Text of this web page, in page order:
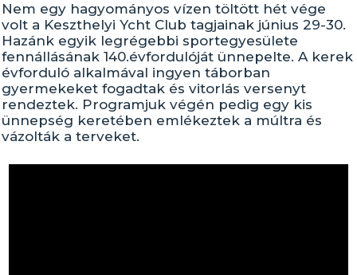
Nem egy hagyományos vízen töltött hét vége
volt a Keszthelyi Ycht Club tagjainak június 29-30.
Hazánk egyik legrégebbi sportegyesülete
fennállásának 140.évfordulóját ünnepelte. A kerek
évforduló alkalmával ingyen táborban
gyermekeket fogadtak és vitorlás versenyt
rendeztek. Programjuk végén pedig egy kis
ünnepség keretében emlékeztek a múltra és
vázolták a terveket.